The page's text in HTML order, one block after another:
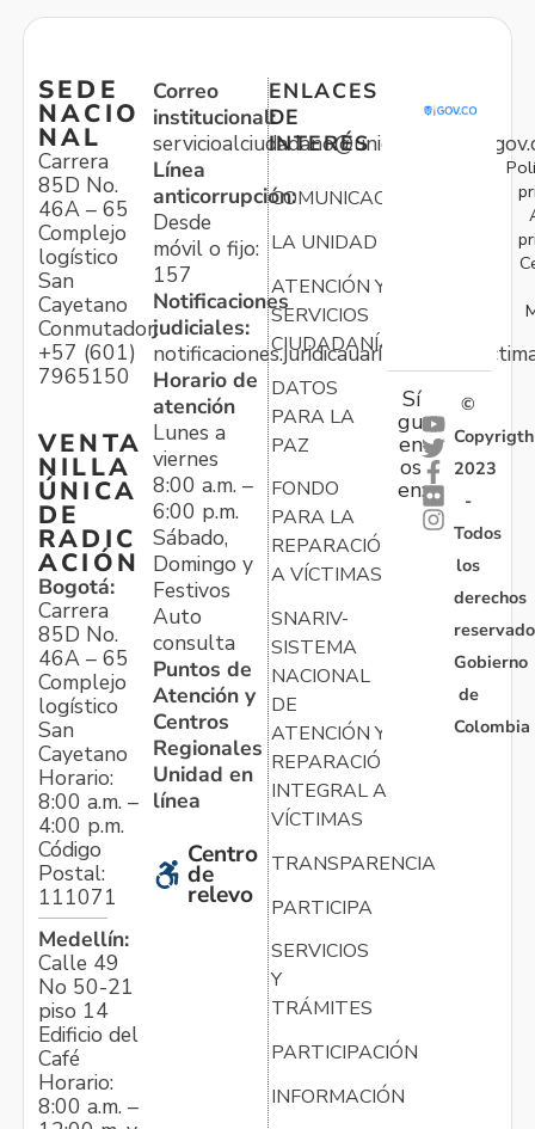
SEDE
NACIO
NAL
Carrera
85D No.
46A – 65
Complejo
logístico
San
Cayetano
Conmutador:
+57 (601)
7965150
VENTA
NILLA
ÚNICA
DE
RADIC
ACIÓN
Bogotá:
Carrera
85D No.
46A – 65
Complejo
logístico
San
Cayetano
Horario:
8:00 a.m. –
4:00 p.m.
Código
Postal:
111071
Medellín:
Calle 49
No 50-21
piso 14
Edificio del
Café
Horario:
8:00 a.m. –
Correo
institucional:
Línea
anticorrupción:
Desde
móvil o fijo:
157
Notificaciones
judiciales:
Horario de
atención
Lunes a
viernes
8:00 a.m. –
6:00 p.m.
Sábado,
Domingo y
Festivos
Auto
consulta
Puntos de
Atención y
Centros
Regionales
Unidad en
línea
Centro
de
relevo
ENLACES
DE
INTERÉS
COMUNICACIONES
LA UNIDAD
ATENCIÓN Y
SERVICIOS
CIUDADANÍA
DATOS
PARA LA
PAZ
FONDO
PARA LA
REPARACIÓN
A VÍCTIMAS
SNARIV-
SISTEMA
NACIONAL
DE
ATENCIÓN Y
REPARACIÓN
INTEGRAL A
VÍCTIMAS
TRANSPARENCIA
PARTICIPA
SERVICIOS
Y
TRÁMITES
PARTICIPACIÓN
INFORMACIÓN
Sí
gu
en
os
en:
©
Copyrigth
2023
-
Todos
los
derechos
Gobierno
de
Colombia